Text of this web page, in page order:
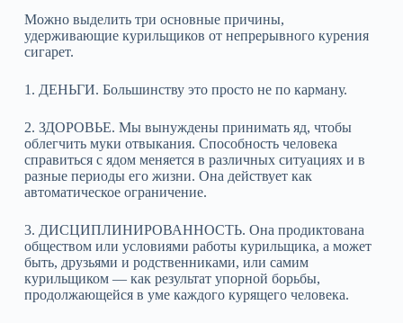
Можно выделить три основные причины,
удерживающие курильщиков от непрерывного курения
сигарет.
1. ДЕНЬГИ. Большинству это просто не по карману.
2. ЗДОРОВЬЕ. Мы вынуждены принимать яд, чтобы
облегчить муки отвыкания. Способность человека
справиться с ядом меняется в различных ситуациях и в
разные периоды его жизни. Она действует как
автоматическое ограничение.
3. ДИСЦИПЛИНИРОВАННОСТЬ. Она продиктована
обществом или условиями работы курильщика, а может
быть, друзьями и родственниками, или самим
курильщиком — как результат упорной борьбы,
продолжающейся в уме каждого курящего человека.